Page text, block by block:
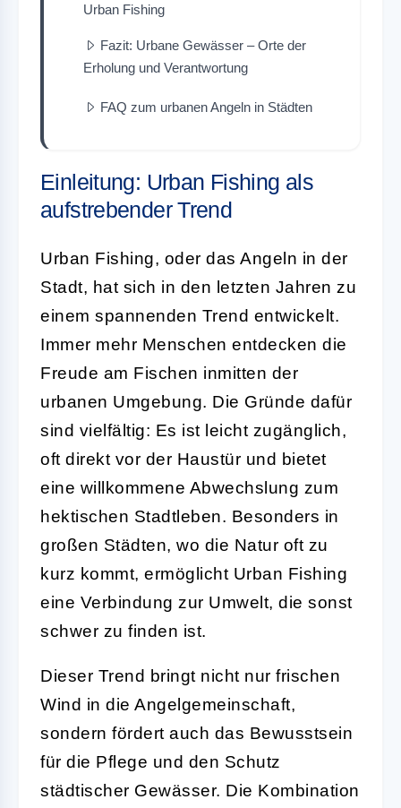
Urban Fishing
Fazit: Urbane Gewässer – Orte der
Erholung und Verantwortung
FAQ zum urbanen Angeln in Städten
Einleitung: Urban Fishing als
aufstrebender Trend
Urban Fishing, oder das Angeln in der
Stadt, hat sich in den letzten Jahren zu
einem spannenden Trend entwickelt.
Immer mehr Menschen entdecken die
Freude am Fischen inmitten der
urbanen Umgebung. Die Gründe dafür
sind vielfältig: Es ist leicht zugänglich,
oft direkt vor der Haustür und bietet
eine willkommene Abwechslung zum
hektischen Stadtleben. Besonders in
großen Städten, wo die Natur oft zu
kurz kommt, ermöglicht Urban Fishing
eine Verbindung zur Umwelt, die sonst
schwer zu finden ist.
Dieser Trend bringt nicht nur frischen
Wind in die Angelgemeinschaft,
sondern fördert auch das Bewusstsein
für die Pflege und den Schutz
städtischer Gewässer. Die Kombination